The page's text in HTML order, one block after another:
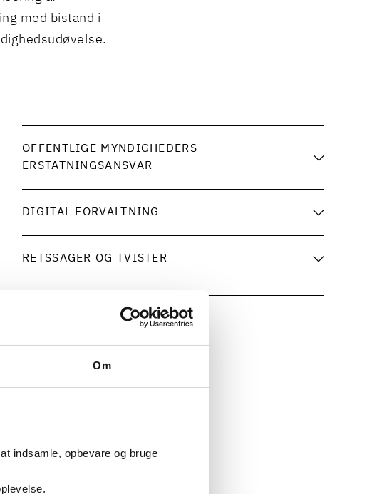
Om
indsamle, opbevare og bruge
med bistand i
OFFENTLIGE MYNDIGHEDERS
ERSTATNINGSANSVAR
DIGITAL FORVALTNING
RETSSAGER OG TVISTER